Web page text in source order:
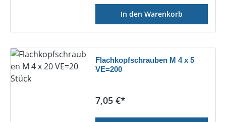
In den Warenkorb
Flachkopfschrauben M 4 x 5
VE=200
Regulärer Preis:
7,05 €*